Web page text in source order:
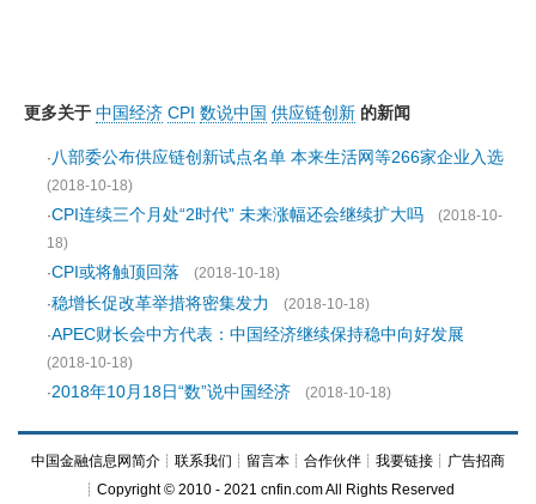
更多关于 中国经济 CPI 数说中国 供应链创新 的新闻
· 八部委公布供应链创新试点名单 本来生活网等266家企业入选
(2018-10-18)
·CPI连续三个月处“2时代” 未来涨幅还会继续扩大吗
(2018-10-
18)
·CPI或将触顶回落
(2018-10-18)
·稳增长促改革举措将密集发力
(2018-10-18)
·APEC财长会中方代表：中国经济继续保持稳中向好发展
(2018-10-18)
·2018年10月18日“数”说中国经济 (2018-10-18)
中国金融信息网简介 ┊ 联系我们 ┊ 留言本 ┊ 合作伙伴 ┊ 我要链接 ┊ 广告招商
┊Copyright © 2010 - 2021 cnfin.com All Rights Reserved